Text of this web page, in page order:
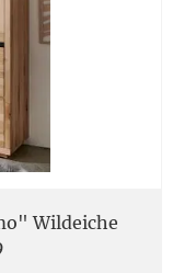
Wildeiche